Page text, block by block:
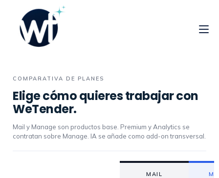
COMPARATIVA DE PLANES
Elige cómo quieres trabajar con
WeTender.
Mail y Manage son productos base. Premium y Analytics se
contratan sobre Manage. IA se añade como add-on transversal.
MAIL